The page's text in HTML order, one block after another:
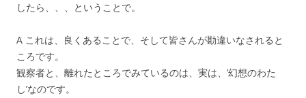
したら、、、ということで。
A これは、良くあることで、そして皆さんが勘違いなされると
ころです。
観察者と、離れたところでみているのは、実は、’幻想のわた
し’なのです。